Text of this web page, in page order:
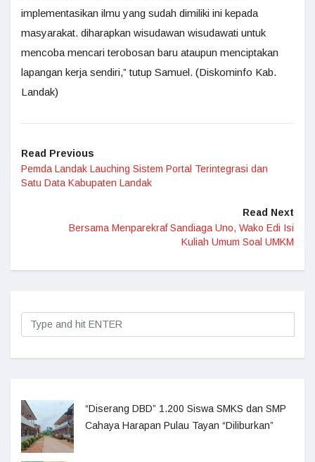
implementasikan ilmu yang sudah dimiliki ini kepada
masyarakat. diharapkan wisudawan wisudawati untuk
mencoba mencari terobosan baru ataupun menciptakan
lapangan kerja sendiri,” tutup Samuel. (Diskominfo Kab.
Landak)
Read Previous
Pemda Landak Lauching Sistem Portal Terintegrasi dan
Satu Data Kabupaten Landak
Read Next
Bersama Menparekraf Sandiaga Uno, Wako Edi Isi
Kuliah Umum Soal UMKM
“Diserang DBD” 1.200 Siswa SMKS dan SMP
Cahaya Harapan Pulau Tayan “Diliburkan”